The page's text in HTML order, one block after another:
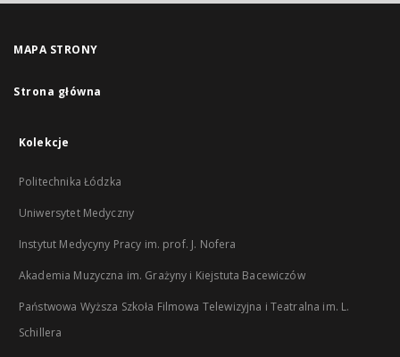
MAPA STRONY
Strona główna
Kolekcje
Politechnika Łódzka
Uniwersytet Medyczny
Instytut Medycyny Pracy im. prof. J. Nofera
Akademia Muzyczna im. Grażyny i Kiejstuta Bacewiczów
Państwowa Wyższa Szkoła Filmowa Telewizyjna i Teatralna im. L.
Schillera